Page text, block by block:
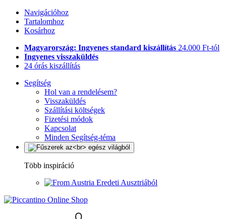
Navigációhoz
Tartalomhoz
Kosárhoz
Magyarország: Ingyenes standard kiszállítás 24.000 Ft-tól
Ingyenes visszaküldés
24 órás kiszállítás
Segítség
Hol van a rendelésem?
Visszaküldés
Szállítási költségek
Fizetési módok
Kapcsolat
Minden Segítség-téma
Több inspiráció
Eredeti Ausztriából